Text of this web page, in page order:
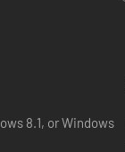
8.1, or Windows